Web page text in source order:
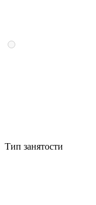
Тип занятости